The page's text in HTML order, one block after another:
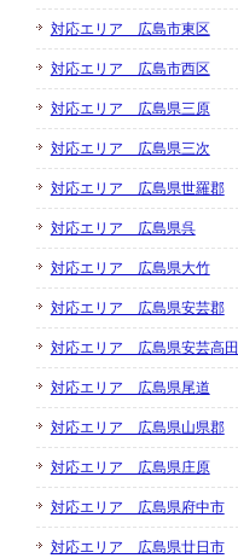
対応エリア 広島市東区
対応エリア 広島市西区
対応エリア 広島県三原
対応エリア 広島県三次
対応エリア 広島県世羅郡
対応エリア 広島県呉
対応エリア 広島県大竹
対応エリア 広島県安芸郡
対応エリア 広島県安芸高田
対応エリア 広島県尾道
対応エリア 広島県山県郡
対応エリア 広島県庄原
対応エリア 広島県府中市
対応エリア 広島県廿日市